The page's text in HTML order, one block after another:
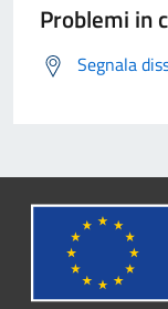
Problemi in
Segnala